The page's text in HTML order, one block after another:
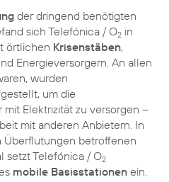
der dringend benötigten
sich Telefónica / O2 in
örtlichen Krisenstäben,
Energieversorgern. An allen
wurden
um die
Elektrizität zu versorgen –
mit anderen Anbietern. In
Überflutungen betroffenen
setzt Telefónica / O2
mobile Basisstationen ein.